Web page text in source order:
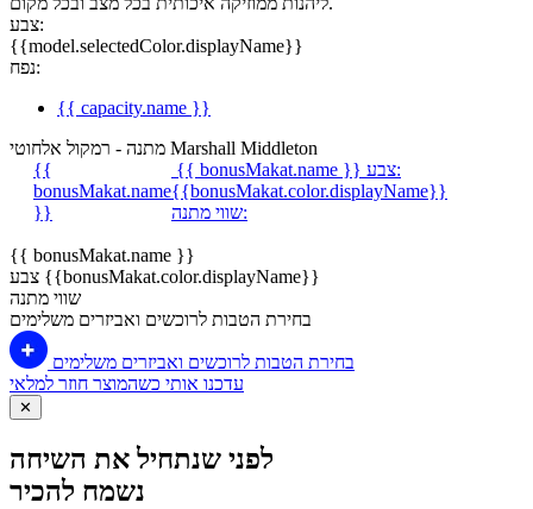
צבע:
{{model.selectedColor.displayName}}
נפח:
{{ capacity.name }}
מתנה - רמקול אלחוטי Marshall Middleton
{{
bonusMakat.name
}}
{{ bonusMakat.name }}
צבע:
{{bonusMakat.color.displayName}}
שווי מתנה:
{{ bonusMakat.name }}
צבע {{bonusMakat.color.displayName}}
שווי מתנה
בחירת הטבות לרוכשים ואביזרים משלימים
בחירת הטבות לרוכשים ואביזרים משלימים
עדכנו אותי כשהמוצר חוזר למלאי
✕
לפני שנתחיל את השיחה
נשמח להכיר